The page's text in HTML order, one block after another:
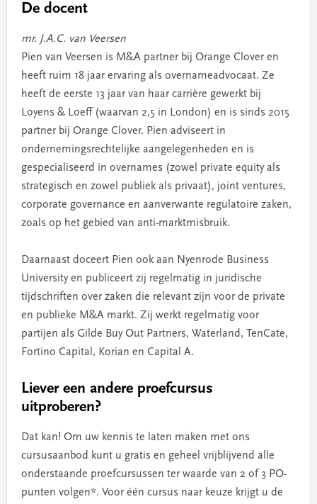
De docent
mr. J.A.C. van Veersen
Pien van Veersen is M&A partner bij Orange Clover en
heeft ruim 18 jaar ervaring als overnameadvocaat. Ze
heeft de eerste 13 jaar van haar carrière gewerkt bij
Loyens & Loeff (waarvan 2,5 in London) en is sinds 2015
partner bij Orange Clover. Pien adviseert in
ondernemingsrechtelijke aangelegenheden en is
gespecialiseerd in overnames (zowel private equity als
strategisch en zowel publiek als privaat), joint ventures,
corporate governance en aanverwante regulatoire zaken,
zoals op het gebied van anti-marktmisbruik.
Daarnaast doceert Pien ook aan Nyenrode Business
University en publiceert zij regelmatig in juridische
tijdschriften over zaken die relevant zijn voor de private
en publieke M&A markt. Zij werkt regelmatig voor
partijen als Gilde Buy Out Partners, Waterland, TenCate,
Fortino Capital, Korian en Capital A.
Liever een andere proefcursus
uitproberen?
Dat kan! Om uw kennis te laten maken met ons
cursusaanbod kunt u gratis en geheel vrijblijvend alle
onderstaande proefcursussen ter waarde van 2 of 3 PO-
punten volgen*. Voor één cursus naar keuze krijgt u de